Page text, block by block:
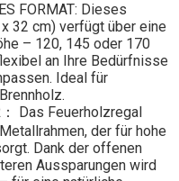
FORMAT: Dieses
32 cm) verfügt über eine
– 120, 145 oder 170
an Ihre Bedürfnisse
Ideal für
Das Feuerholzregal
der für hohe
Dank der offenen
Aussparungen wird